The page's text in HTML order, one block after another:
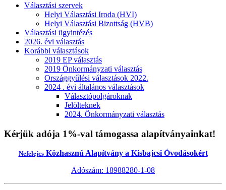
Választási szervek
Helyi Választási Iroda (HVI)
Helyi Választási Bizottság (HVB)
Választási ügyintézés
2026. évi választás
Korábbi választások
2019 EP választás
2019 Önkormányzati választás
Országgyűlési választások 2022.
2024 . évi általános választások
Választópolgároknak
Jelölteknek
2024. Önkormányzati választás
Kérjük adója 1%-val támogassa alapítványainkat!
NefelejcsKözhasznú Alapítvány a Kisbajcsi Óvodásokért
Adószám: 18988280-1-08